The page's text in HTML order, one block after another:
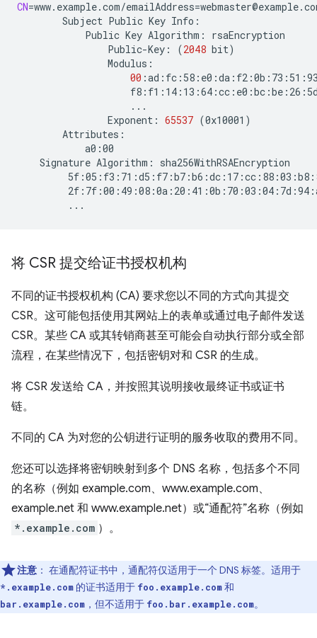
CN=www.example.com/emailAddress=
Subject Public Key
Public Key Algorithm:
Public-Key:
(2048 bit)
00
Exponent: 65537 (0x10001 )
Signature Algorithm:
将 CSR 提交给证书授权机构
不同的证书授权机构 (CA) 要求您以不同的方式向其提交
CSR。这可能包括使用其网站上的表单或通过电子邮件发送
CSR。某些 CA 或其转销商甚至可能会自动执行部分或全部
流程，在某些情况下，包括密钥对和 CSR 的生成。
将 CSR 发送给 CA，并按照其说明接收最终证书或证书
链。
不同的 CA 为对您的公钥进行证明的服务收取的费用不同。
您还可以选择将密钥映射到多个 DNS 名称，包括多个不同
的名称（例如 example.com、www.example.com、
example.net 和 www.example.net）或“通配符”名称（例如
*.example.com ）。
注意 ： 在通配符证书中，通配符仅适用于一个 DNS 标签。适用于
*.example.com 的证书适用于 foo.example.com和
bar.example.com ，但不适用于 foo.bar.example.com。